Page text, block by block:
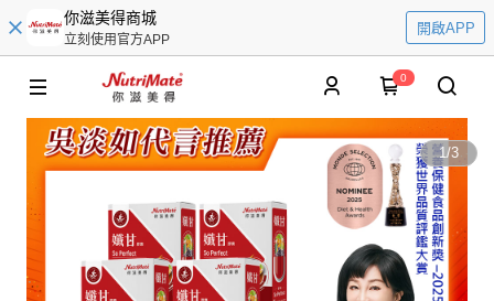
你滋美得商城
立刻使用官方APP
開啟APP
0
1/3